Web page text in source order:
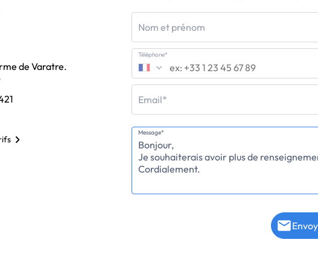
de Varatre.
Nom et prénom
Téléphone*
Email*
Message*